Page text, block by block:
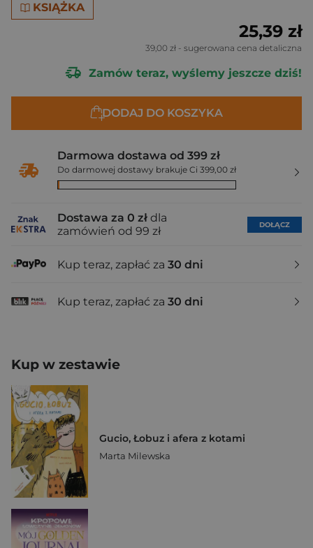
KSIĄŻKA
25,39 zł
39,00 zł - sugerowana cena detaliczna
Zamów teraz, wyślemy jeszcze dziś!
DODAJ DO KOSZYKA
Darmowa dostawa od 399 zł
Do darmowej dostawy brakuje Ci 399,00 zł
Dostawa za 0 zł dla
zamówień od 99 zł
DOŁĄCZ
Kup teraz, zapłać za 30 dni
Kup teraz, zapłać za 30 dni
Kup w zestawie
Gucio, Łobuz i afera z kotami
Marta Milewska